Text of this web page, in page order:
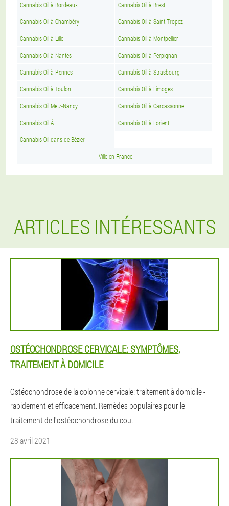
Cannabis Oil à Bordeaux Cannabis Oil à Brest
Cannabis Oil à Chambéry Cannabis Oil à Saint-Tropez
Cannabis Oil à Lille Cannabis Oil à Montpellier
Cannabis Oil à Nantes Cannabis Oil à Perpignan
Cannabis Oil à Rennes Cannabis Oil à Strasbourg
Cannabis Oil à Toulon Cannabis Oil à Limoges
Cannabis Oil Metz-Nancy Cannabis Oil à Carcassonne
Cannabis Oil À Cannabis Oil à Lorient
Cannabis Oil dans de Bézier
Ville en France
ARTICLES INTÉRESSANTS
OSTÉOCHONDROSE CERVICALE: SYMPTÔMES,
TRAITEMENT À DOMICILE
Ostéochondrose de la colonne cervicale: traitement à domicile -
rapidement et efficacement. Remèdes populaires pour le
traitement de l'ostéochondrose du cou.
28 avril 2021